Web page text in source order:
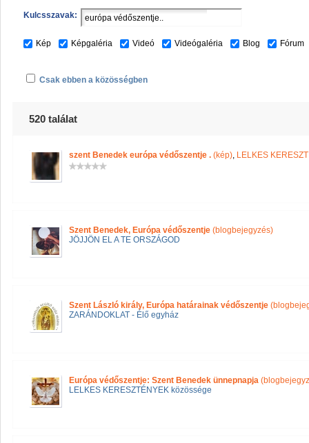
Kulcsszavak:
Kép Képgaléria Videó Videógaléria Blog Fórum
Csak ebben a közösségben
520 találat
szent Benedek európa védőszentje . (kép), LELKES
Szent Benedek, Európa védőszentje (blogbejegyzés)
JÖJJÖN EL A TE ORSZÁGOD
Szent László király, Európa határainak védőszentje
ZARÁNDOKLAT - Élő egyház
Európa védőszentje: Szent Benedek ünnepnapja
LELKES KERESZTÉNYEK közössége